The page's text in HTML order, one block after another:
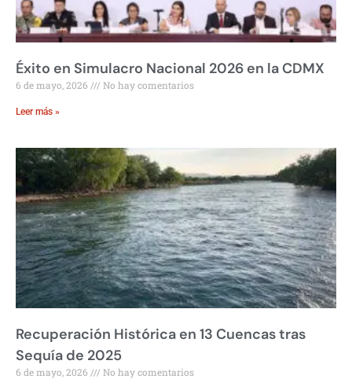
Éxito en Simulacro Nacional 2026 en la CDMX
6 de mayo, 2026 No hay comentarios
Leer más »
Recuperación Histórica en 13 Cuencas tras
Sequía de 2025
6 de mayo, 2026 No hay comentarios